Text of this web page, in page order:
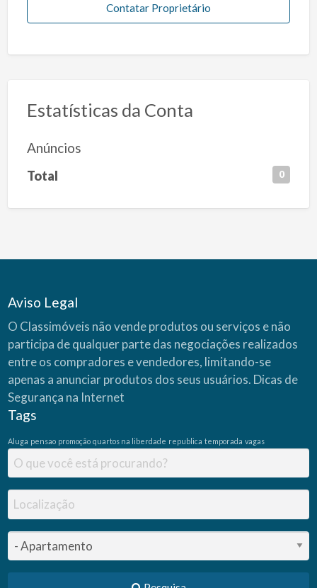
Contatar Proprietário
Estatísticas da Conta
Anúncios
Total 0
Aviso Legal
O Classimóveis não vende produtos ou serviços e não
participa de qualquer parte das negociações realizados
entre os compradores e vendedores, limitando-se
apenas a anunciar produtos dos seus usuários. Dicas de
Segurança na Internet
Tags
Aluga pensao promoção quartos na liberdade republica temporada vagas